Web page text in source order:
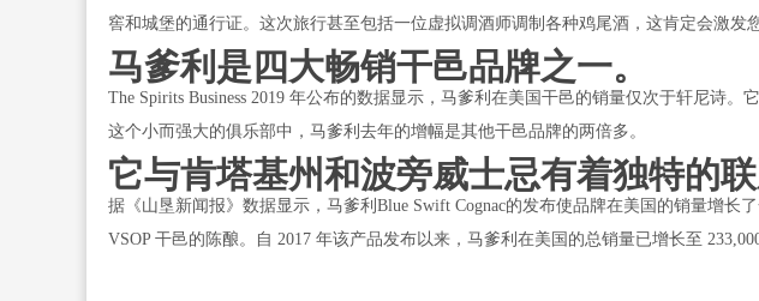
窖和城堡的通行证。这次旅行甚至包括一位虚拟调酒师调制各种鸡尾酒，这肯定会激发
马爹利是四大畅销干邑品牌之一。
The Spirits Business 2019 年公布的数据显示，马爹利在美国干邑的销量仅次于轩尼诗
这个小而强大的俱乐部中，马爹利去年的增幅是其他干邑品牌的两倍多。
它与肯塔基州和波旁威士忌有着独特的联
据《山垦新闻报》数据显示，马爹利Blue Swift Cognac的发布使品牌在美国的销量增长
VSOP 干邑的陈酿。自 2017 年该产品发布以来，马爹利在美国的总销量已增长至 233,000